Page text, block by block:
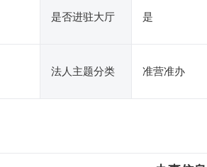
是否进驻大厅 是
法人主题分类 准营准办